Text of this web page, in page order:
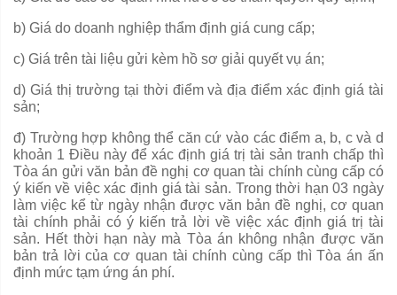
b) Giá do doanh nghiệp thẩm định giá cung cấp;
c) Giá trên tài liệu gửi kèm hồ sơ giải quyết vụ án;
d) Giá thị trường tại thời điểm và địa điểm xác định giá tài
sản;
đ) Trường hợp không thể căn cứ vào các điểm a, b, c và d
khoản 1 Điều này để xác định giá trị tài sản tranh chấp thì
Tòa án gửi văn bản đề nghị cơ quan tài chính cùng cấp có
ý kiến về việc xác định giá tài sản. Trong thời hạn 03 ngày
làm việc kể từ ngày nhận được văn bản đề nghị, cơ quan
tài chính phải có ý kiến trả
lời về việc xác định giá trị tài
sản. Hết thời hạn này mà Tòa án không nhận được văn
bản trả l ời của cơ quan tài chính cùng cấp thì Tòa án ấn
định mức tạm ứng án phí.